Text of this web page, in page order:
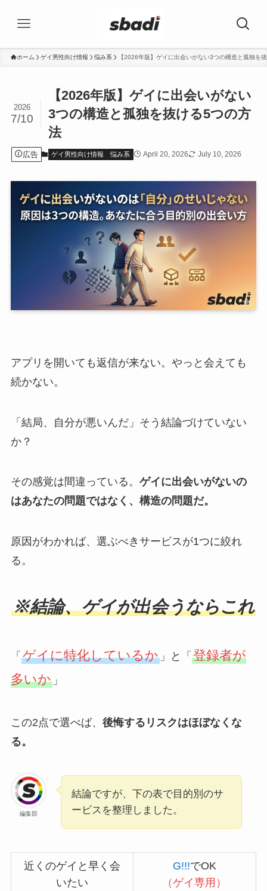
ホーム ゲイ男性向け情報 悩み系 【2026年版】ゲイに出会いがない3つの構造と孤独を
【2026年版】ゲイに出会いがない
3つの構造と孤独を抜ける5つの方
法
2026
7/10
広告 ゲイ男性向け情報 悩み系 April 20, 2026 July 10, 2026
アプリを開いても返信が来ない。やっと会えても
続かない。
「結局、自分が悪いんだ」そう結論づけていない
か？
その感覚は間違っている。 ゲイに出会いがないの
はあなたの問題ではなく、構造の問題だ。
原因がわかれば、選ぶべきサービスが1つに絞れ
る。
※結論、ゲイが出会うならこれ
「 ゲイに特化しているか」と「 登録者が
多いか」
この2点で選べば、 後悔するリスクはほぼなくな
る。
編集部
結論ですが、下の表で目的別のサ
ービスを整理しました。
近くのゲイと早く会
いたい
G!!!でOK
（ゲイ専用）